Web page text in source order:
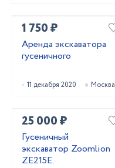
1 750 ₽
Аренда экскаватора
гусеничного
11 декабря 2020 Москва
25 000 ₽
Гусеничный
экскаватор Zoomlion
ZE215E.